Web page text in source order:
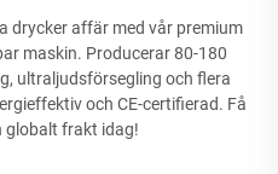
drycker affär med vår premium
maskin. Producerar 80-180
ultraljudsförsegling och flera
och CE-certifierad. Få
globalt frakt idag!